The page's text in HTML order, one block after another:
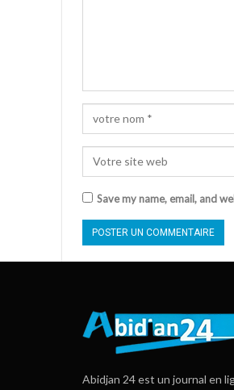
Save my name, email, and
Abidjan 24 est un journal en